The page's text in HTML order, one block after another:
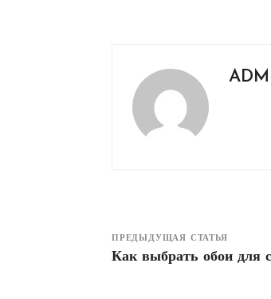
ПРЕДЫДУЩАЯ СТАТЬЯ
Как выбрать обои для